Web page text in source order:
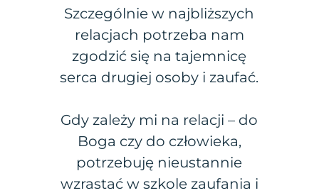
Szczególnie w najbliższych
relacjach potrzeba nam
zgodzić się na tajemnicę
serca drugiej osoby i zaufać.
Gdy zależy mi na relacji – do
Boga czy do człowieka,
potrzebuję nieustannie
wzrastać w szkole zaufania i